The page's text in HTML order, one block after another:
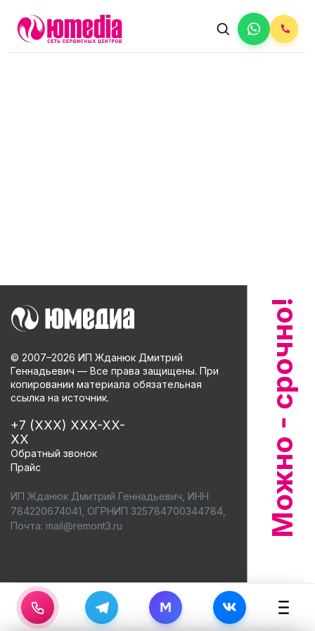
© 2007–2026 ИП Жданюк Дмитрий
Геннадьевич — Все права защищены. При
копировании материала обязательная
ссылка на источник.
+7 (XXX) XXX-XX-
XX
Обратный звонок
Прайс
ИП Жданюк Дмитрий Геннадьевич, ИНН
784220674041, ОГРНИП 325784700344784,
Почта: mail@remont3.ru
M